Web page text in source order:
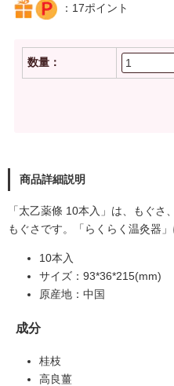
：17ポイント
数量：
商品詳細説明
「太乙薬條 10本入」は、もぐ
もぐさです。「らくらく温灸器
10本入
サイズ：93*36*215(mm)
原産地：中国
成分
桂枝
高良薑